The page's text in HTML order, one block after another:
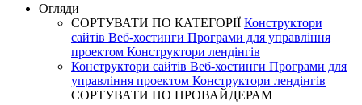
Огляди
СОРТУВАТИ ПО КАТЕГОРІЇ Конструктори
сайтів Веб-хостинги Програми для управління
проектом Конструктори лендінгів
Конструктори сайтів Веб-хостинги Програми для
управління проектом Конструктори лендінгів
СОРТУВАТИ ПО ПРОВАЙДЕРАМ